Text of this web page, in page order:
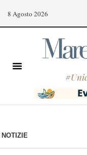
8 Agosto 2026
#
NOTIZIE